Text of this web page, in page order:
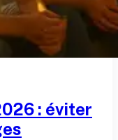
: éviter